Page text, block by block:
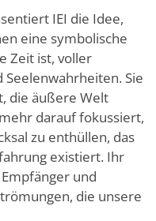
IEI die Idee,
eine symbolische
Zeit ist, voller
Sie
die äußere Welt
darauf fokussiert,
zu enthüllen, das
existiert. Ihr
und
die unsere